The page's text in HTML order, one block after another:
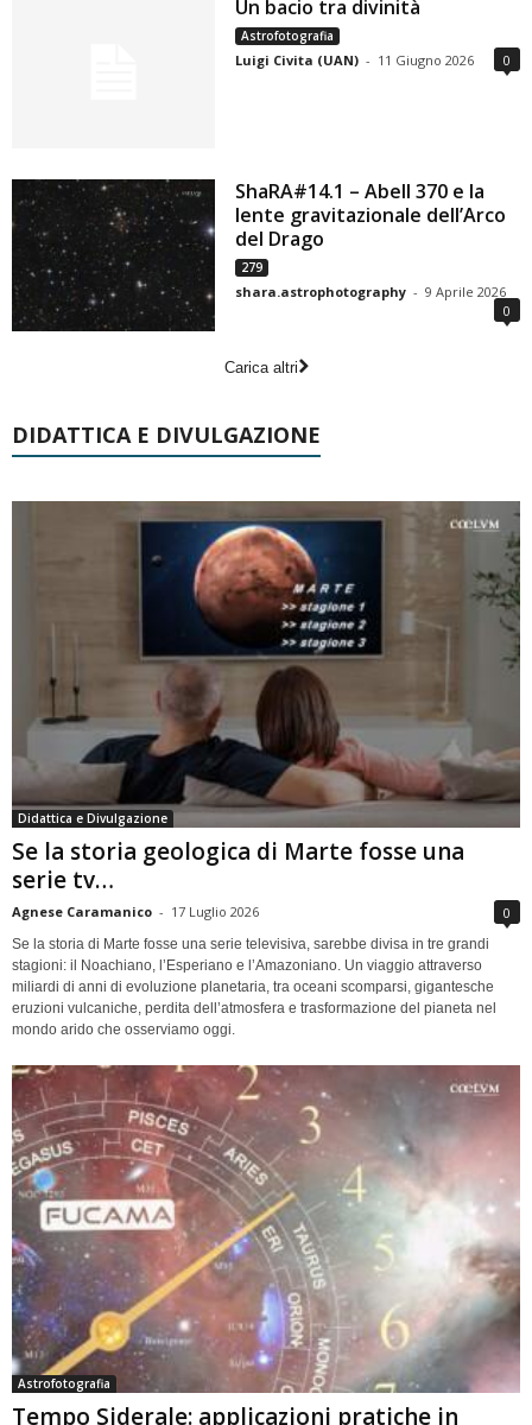
Un bacio tra divinità
Astrofotografia
Luigi Civita (UAN) - 11 Giugno 2026 0
ShaRA#14.1 – Abell 370 e la
lente gravitazionale dell’Arco
del Drago
279
shara.astrophotography - 9 Aprile 2026
0
Carica altri
DIDATTICA E DIVULGAZIONE
Didattica e Divulgazione
Se la storia geologica di Marte fosse una
serie tv…
Agnese Caramanico - 17 Luglio 2026 0
Se la storia di Marte fosse una serie televisiva, sarebbe divisa in tre grandi
stagioni: il Noachiano, l’Esperiano e l’Amazoniano. Un viaggio attraverso
miliardi di anni di evoluzione planetaria, tra oceani scomparsi, gigantesche
eruzioni vulcaniche, perdita dell’atmosfera e trasformazione del pianeta nel
mondo arido che osserviamo oggi.
Astrofotografia
Tempo Siderale: applicazioni pratiche in